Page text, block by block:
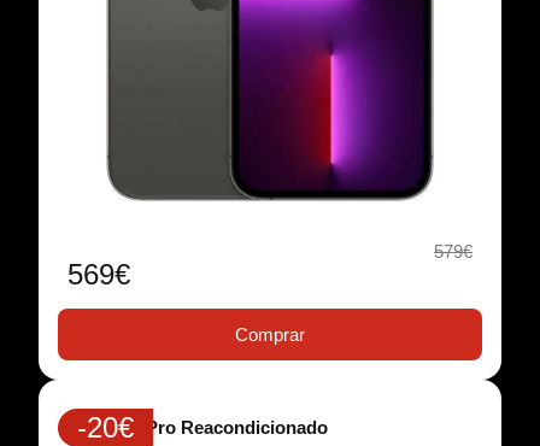
579€
569€
Comprar
iPhone 13 Pro Reacondicionado
-20€